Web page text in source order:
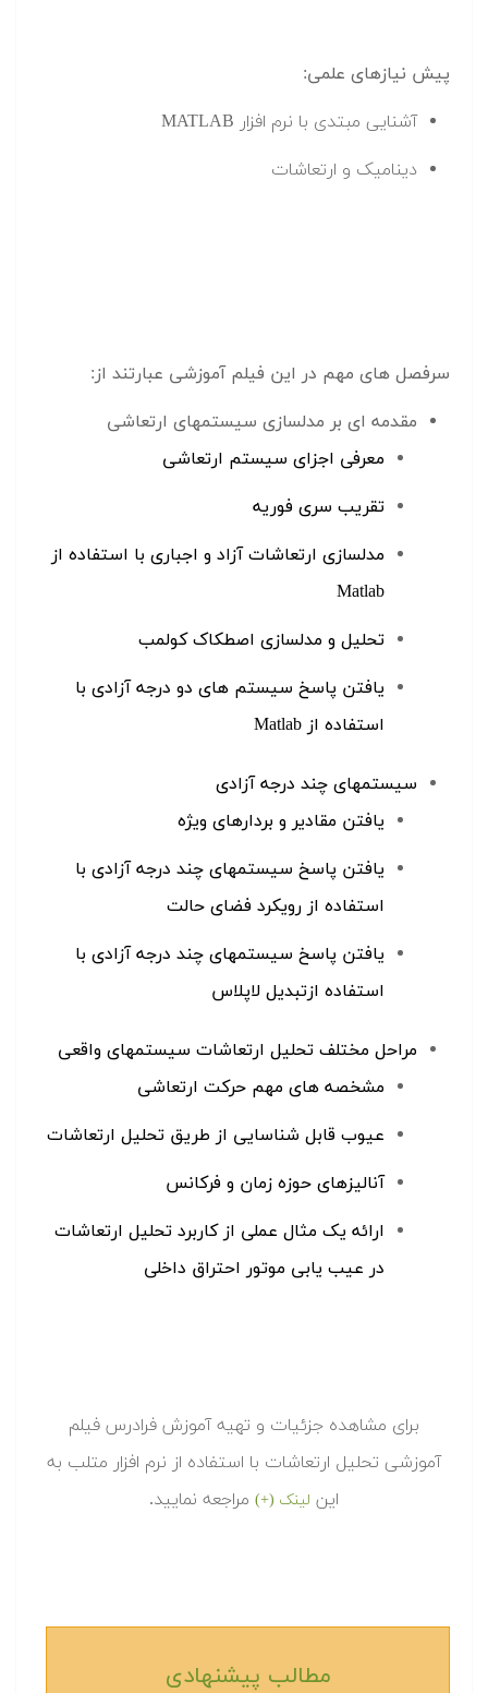
پیش نیازهای علمی:
آشنایی مبتدی با نرم افزار MATLAB
دینامیک و ارتعاشات
سرفصل های مهم در این فیلم آموزشی عبارتند از:
مقدمه ای بر مدلسازی سیستمهای ارتعاشی
معرفی اجزای سیستم ارتعاشی
تقریب سری فوریه
مدلسازی ارتعاشات آزاد و اجباری با استفاده از
Matlab
تحلیل و مدلسازی اصطکاک کولمب
یافتن پاسخ سیستم های دو درجه آزادی با
استفاده از Matlab
سیستمهای چند درجه آزادی
یافتن مقادیر و بردارهای ویژه
یافتن پاسخ سیستمهای چند درجه آزادی با
استفاده از رویکرد فضای حالت
یافتن پاسخ سیستمهای چند درجه آزادی با
استفاده ازتبدیل لاپلاس
مراحل مختلف تحلیل ارتعاشات سیستمهای واقعی
مشخصه های مهم حرکت ارتعاشی
عیوب قابل شناسایی از طریق تحلیل ارتعاشات
آنالیزهای حوزه زمان و فرکانس
ارائه یک مثال عملی از کاربرد تحلیل ارتعاشات
در عیب یابی موتور احتراق داخلی
برای مشاهده جزئیات و تهیه آموزش فرادرس فیلم
آموزشی تحلیل ارتعاشات با استفاده از نرم افزار متلب به
این لینک (+) مراجعه نمایید.
مطالب پیشنهادی‎